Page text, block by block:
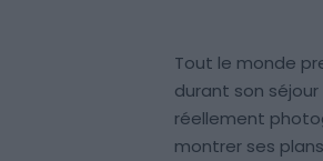
Tout le monde
durant son
réellement
montrer ses